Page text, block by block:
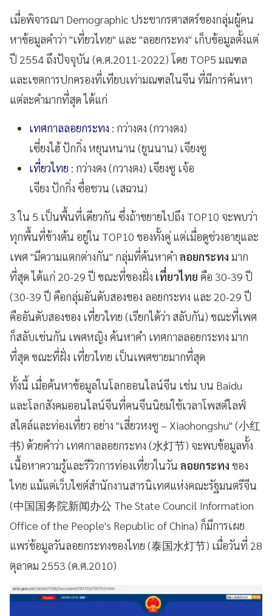
เมื่อพิจารณา Demographic ประชากรศาสตร์ของกลุ่มผู้คน
หาข้อมูลคำว่า "เที่ยวไทย" และ "ลอยกระทง" เก็บข้อมูลตั้งแต่
ปี 2554 ถึงปัจจุบัน (ค.ศ.2011-2022) โดย TOP5 มณฑล
และเขตการปกครองที่เทียบเท่ามณฑลในจีน ที่มีการค้นหา
แต่ละคำมากที่สุด ได้แก่
เทศกาลลอยกระทง : กว่างตง (กวางตง)
เซี่ยงไฮ้ ปักกิ่ง หยุนหนาน (ยูนนาน) เจียงซู
เที่ยวไทย : กว่างตง (กวางตง) เจียงซู เจ้อ
เจียง ปักกิ่ง ซื่อชวน (เสฉวน)
3 ใน 5 เป็นพื้นที่เดียวกัน ซึ่งถ้าขยายไปถึง TOP10 จะพบว่า
ทุกพื้นที่ข้างต้น อยู่ใน TOP10 ของทั้งคู่ แต่เมื่อดูช่วงอายุและ
เพศ "มีความแตกต่างกัน" กลุ่มที่ค้นหาคำ ลอยกระทง มาก
ที่สุด ได้แก่ 20-29 ปี ขณะที่ของฝั่ง เที่ยวไทย คือ 30-39 ปี
(30-39 ปี คือกลุ่มอันดับสองของ ลอยกระทง และ 20-29 ปี
คืออันดับสองของ เที่ยวไทย (เรียกได้ว่า สลับกัน) ขณะที่เพศ
ก็สลับเช่นกัน เพศหญิง ค้นหาคำ เทศกาลลอยกระทง มาก
ที่สุด ขณะที่ฝั่ง เที่ยวไทย เป็นเพศชายมากที่สุด
ทั้งนี้ เมื่อค้นหาข้อมูลในโลกออนไลน์จีน เช่น บน Baidu
และโลกสังคมออนไลน์จีนที่คนจีนนิยมใช้เวลาโพสต์ไลฟ์
สไตล์และท่องเที่ยว อย่าง "เสี่ยวหงซู – Xiaohongshu" (小红
书) ด้วยคำว่า เทศกาลลอยกระทง (水灯节) จะพบข้อมูลทั้ง
เนื้อหาความรู้และรีวิวการท่องเที่ยวในวัน ลอยกระทง ของ
ไทย แม้แต่เว็บไซต์สำนักงานสารนิเทศแห่งคณะรัฐมนตรีจีน
(中国国务院新闻办公 The State Council Information
Office of the People's Republic of China) ก็มีการเผย
แพร่ข้อมูลวันลอยกระทงของไทย (泰国水灯节) เมื่อวันที่ 28
ตุลาคม 2553 (ค.ศ.2010)